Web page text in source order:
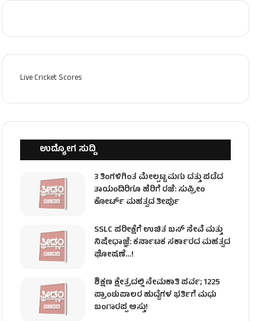
Live Cricket Scores
ಉದ್ಯೋಗ ಸುದ್ದಿ
3 ತಿಂಗಳಿಗಿಂತ ಮೇಲ್ಪಟ್ಟ ಮಗು ದತ್ತು ಪಡೆದ
ತಾಯಂದಿರಿಗೂ ಹೆರಿಗೆ ರಜೆ: ಸುಪ್ರೀಂ
ಕೋರ್ಟ್ ಮಹತ್ವದ ತೀರ್ಪು
SSLC ಪರೀಕ್ಷೆಗೆ ಉಚಿತ ಬಸ್ ಸೇವೆ ಮತ್ತು
ನಿಷೇಧಾಜ್ಞೆ: ಕರ್ನಾಟಕ ಸರ್ಕಾರದ ಮಹತ್ವದ
ಘೋಷಣೆ…!
ಶಿಕ್ಷಣ ಕ್ಷೇತ್ರದಲ್ಲಿ ನೇಮಕಾತಿ ಪರ್ವ; 1225
ಪ್ರಾಂಶುಪಾಲರ ಹುದ್ದೆಗಳ ಭರ್ತಿಗೆ ಮಧು
ಬಂಗಾರಪ್ಪ ಅಸ್ತು!